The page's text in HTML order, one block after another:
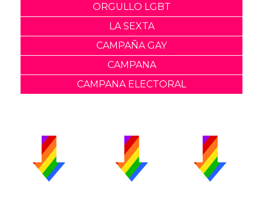
ORGULLO LGBT
LA SEXTA
CAMPAÑA GAY
CAMPANA
CAMPANA ELECTORAL